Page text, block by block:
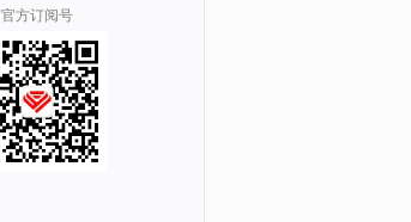
官方订阅号